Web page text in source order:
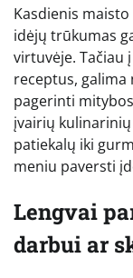
Kasdienis
idėjų trūkumas
virtuvėje. Tačiau
receptus,
pagerinti
įvairių
patiekalų iki
meniu paversti
Lengvai
darbui ar